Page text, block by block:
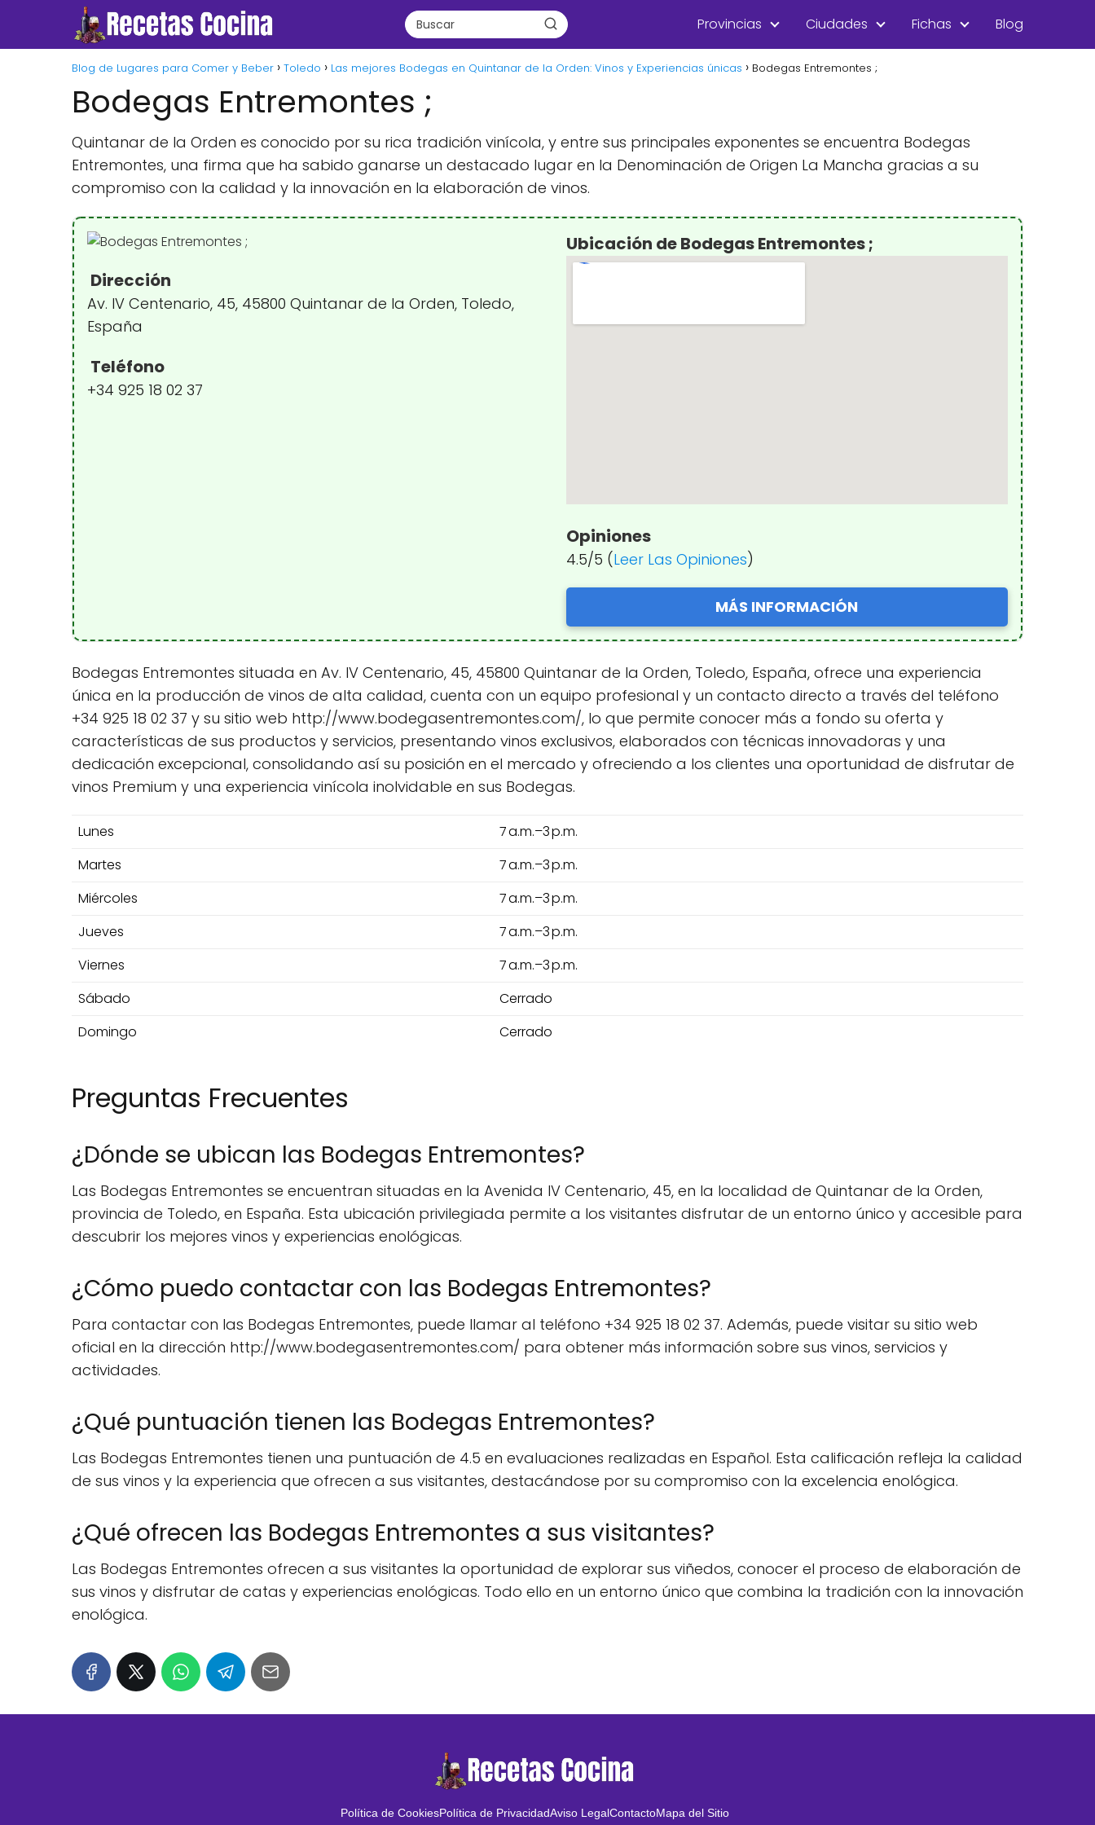
Provincias Ciudades Fichas Blog
Blog de Lugares para Comer y Beber Toledo Las mejores Bodegas en Quintanar de la Orden: Vinos y Experiencias únicas Bodegas Entremontes ;
Bodegas Entremontes ;
Quintanar de la Orden es conocido por su rica tradición vinícola, y entre sus principales exponentes se encuentra Bodegas
Entremontes, una firma que ha sabido ganarse un destacado lugar en la Denominación de Origen La Mancha gracias a su
compromiso con la calidad y la innovación en la elaboración de vinos.
Dirección
Av. IV Centenario, 45, 45800 Quintanar de la Orden, Toledo,
España
Teléfono
+34 925 18 02 37
Ubicación de Bodegas Entremontes ;
Opiniones
4.5/5 (Leer Las Opiniones)
MÁS INFORMACIÓN
Bodegas Entremontes situada en Av. IV Centenario, 45, 45800 Quintanar de la Orden, Toledo, España, ofrece una experiencia
única en la producción de vinos de alta calidad, cuenta con un equipo profesional y un contacto directo a través del teléfono
+34 925 18 02 37 y su sitio web http://www.bodegasentremontes.com/, lo que permite conocer más a fondo su oferta y
características de sus productos y servicios, presentando vinos exclusivos, elaborados con técnicas innovadoras y una
dedicación excepcional, consolidando así su posición en el mercado y ofreciendo a los clientes una oportunidad de disfrutar de
vinos Premium y una experiencia vinícola inolvidable en sus Bodegas.
Lunes
7 a.m.–3 p.m.
Martes
7 a.m.–3 p.m.
Miércoles
7 a.m.–3 p.m.
Jueves
7 a.m.–3 p.m.
Viernes
7 a.m.–3 p.m.
Sábado
Cerrado
Domingo
Cerrado
Preguntas Frecuentes
¿Dónde se ubican las Bodegas Entremontes?
Las Bodegas Entremontes se encuentran situadas en la Avenida IV Centenario, 45, en la localidad de Quintanar de la Orden,
provincia de Toledo, en España. Esta ubicación privilegiada permite a los visitantes disfrutar de un entorno único y accesible para
descubrir los mejores vinos y experiencias enológicas.
¿Cómo puedo contactar con las Bodegas Entremontes?
Para contactar con las Bodegas Entremontes, puede llamar al teléfono +34 925 18 02 37. Además, puede visitar su sitio web
oficial en la dirección http://www.bodegasentremontes.com/ para obtener más información sobre sus vinos, servicios y
actividades.
¿Qué puntuación tienen las Bodegas Entremontes?
Las Bodegas Entremontes tienen una puntuación de 4.5 en evaluaciones realizadas en Español. Esta calificación refleja la calidad
de sus vinos y la experiencia que ofrecen a sus visitantes, destacándose por su compromiso con la excelencia enológica.
¿Qué ofrecen las Bodegas Entremontes a sus visitantes?
Las Bodegas Entremontes ofrecen a sus visitantes la oportunidad de explorar sus viñedos, conocer el proceso de elaboración de
sus vinos y disfrutar de catas y experiencias enológicas. Todo ello en un entorno único que combina la tradición con la innovación
enológica.
Política de CookiesPolítica de PrivacidadAviso LegalContactoMapa del Sitio